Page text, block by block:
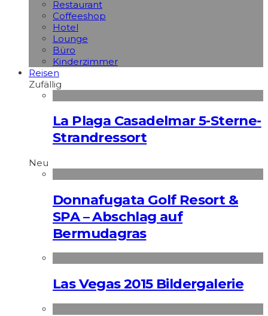
Restaurant
Coffeeshop
Hotel
Lounge
Büro
Kinderzimmer
Reisen
Zufällig
La Plaga Casadelmar 5-Sterne-
Strandressort
Neu
Donnafugata Golf Resort &
SPA – Abschlag auf
Bermudagras
Las Vegas 2015 Bildergalerie